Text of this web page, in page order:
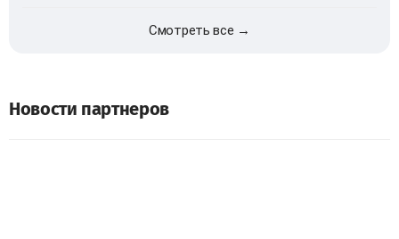
Смотреть все →
Новости партнеров